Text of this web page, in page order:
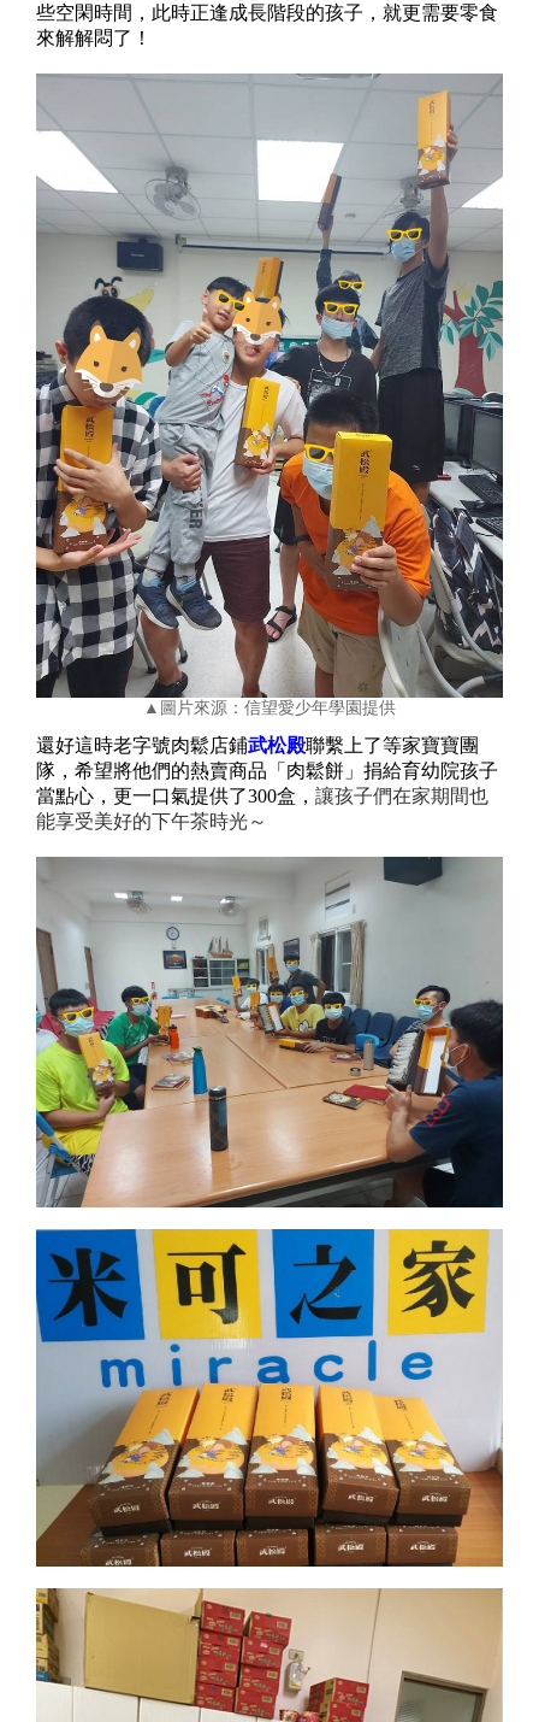
些空閑時間，此時正逢成長階段的孩子，就更需要零食
來解解悶了！
▲圖片來源：信望愛少年學園提供
還好這時老字號肉鬆店鋪武松殿聯繫上了等家寶寶團
隊，希望將他們的熱賣商品「肉鬆餅」捐給育幼院孩子
當點心，更一口氣提供了300盒， 讓孩子們在家期間也
能享受美好的下午茶時光～